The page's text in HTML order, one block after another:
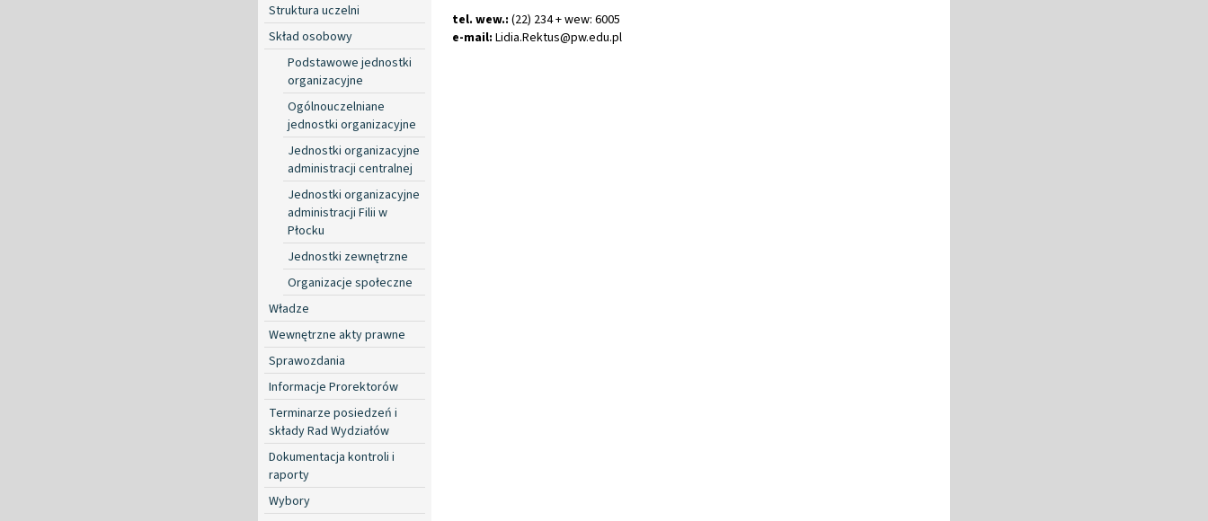
Struktura uczelni
Skład osobowy
Podstawowe jednostki
organizacyjne
Ogólnouczelniane
jednostki organizacyjne
Jednostki organizacyjne
administracji centralnej
Jednostki organizacyjne
administracji Filii w
Płocku
Jednostki zewnętrzne
Organizacje społeczne
Władze
Wewnętrzne akty prawne
Sprawozdania
Informacje Prorektorów
Terminarze posiedzeń i
składy Rad Wydziałów
Dokumentacja kontroli i
raporty
Wybory
tel. wew.: (22) 234 + wew: 6005
e-mail: Lidia.Rektus@pw.edu.pl